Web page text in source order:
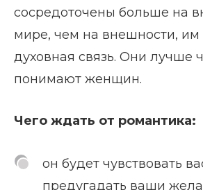
сосредоточены больше на
мире, чем на внешности, им
духовная связь. Они лучше
понимают женщин.
Чего ждать от романтика:
он будет чувствовать
предугадать ваши